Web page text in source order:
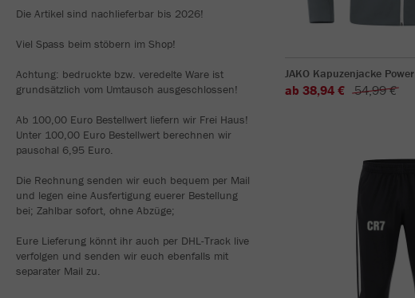
Die Artikel sind nachlieferbar bis 2026!
Viel Spass beim stöbern im Shop!
Achtung: bedruckte bzw. veredelte Ware ist
grundsätzlich vom Umtausch ausgeschlossen!
Ab 100,00 Euro Bestellwert liefern wir Frei Haus!
Unter 100,00 Euro Bestellwert berechnen wir
pauschal 6,95 Euro.
Die Rechnung senden wir euch bequem per Mail
und legen eine Ausfertigung euerer Bestellung
bei; Zahlbar sofort, ohne Abzüge;
Eure Lieferung könnt ihr auch per DHL-Track live
verfolgen und senden wir euch ebenfalls mit
separater Mail zu.
JAKO Kapuzenjacke Power
ab 38,94 € 54,99 €